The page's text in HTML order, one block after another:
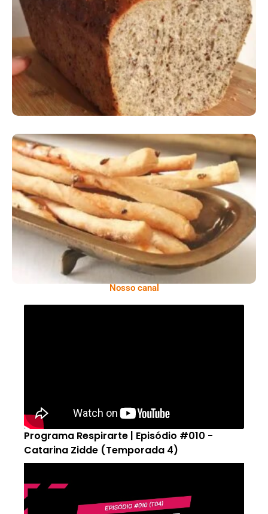
Comer Bem: Pão Low Carb
Comer Bem: Palitinhos De Cebola E Salsa
Nosso canal
Programa Respirarte | Episódio #010 -
Catarina Zidde (Temporada 4)